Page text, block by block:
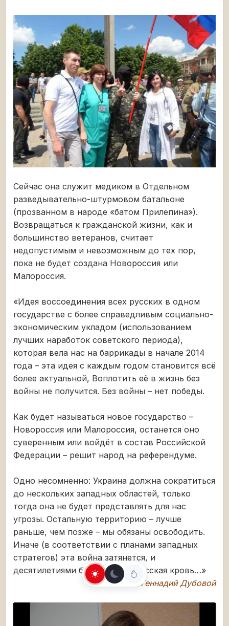
Сейчас она служит медиком в Отдельном
разведывательно-штурмовом батальоне
(прозванном в народе «батом Прилепина»).
Возвращаться к гражданской жизни, как и
большинство ветеранов, считает
недопустимым и невозможным до тех пор,
пока не будет создана Новороссия или
Малороссия.
«Идея воссоединения всех русских в одном
государстве с более справедливым социально-
экономическим укладом (использованием
лучших наработок советского периода),
которая вела нас на баррикады в начале 2014
года – эта идея с каждым годом становится всё
более актуальной, Воплотить её в жизнь без
войны не получится. Без войны – нет победы.
Как будет называться новое государство –
Новороссия или Малороссия, останется оно
суверенным или войдёт в состав Российской
Федерации – решит народ на референдуме.
Одно несомненно: Украина должна сократиться
до нескольких западных областей, только
тогда она не будет представлять для нас
угрозы. Остальную территорию – лучше
раньше, чем позже – мы обязаны освободить.
Иначе (в соответствии с планами западных
стратегов) эта война затянется, и
десятилетиями будет литься русская кровь…»
Геннадий Дубовой